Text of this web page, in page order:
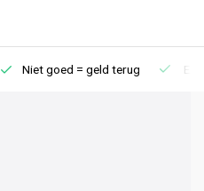
Niet goed = geld terug